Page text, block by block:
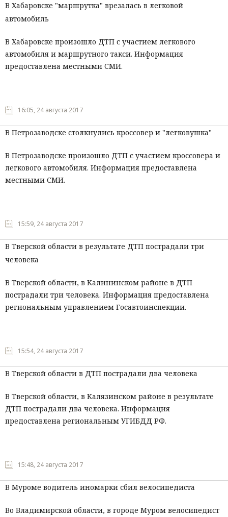
В Хабаровске "маршрутка" врезалась в легковой
автомобиль
В Хабаровске произошло ДТП с участием легкового
автомобиля и маршрутного такси. Информация
предоставлена местными СМИ.
16:05, 24 августа 2017
В Петрозаводске столкнулись кроссовер и "легковушка"
В Петрозаводске произошло ДТП с участием кроссовера и
легкового автомобиля. Информация предоставлена
местными СМИ.
15:59, 24 августа 2017
В Тверской области в результате ДТП пострадали три
человека
В Тверской области, в Калининском районе в ДТП
пострадали три человека. Информация предоставлена
региональным управлением Госавтоинспекции.
15:54, 24 августа 2017
В Тверской области в ДТП пострадали два человека
В Тверской области, в Калязинском районе в результате
ДТП пострадали два человека. Информация
предоставлена региональным УГИБДД РФ.
15:48, 24 августа 2017
В Муроме водитель иномарки сбил велосипедиста
Во Владимирской области, в городе Муром велосипедист